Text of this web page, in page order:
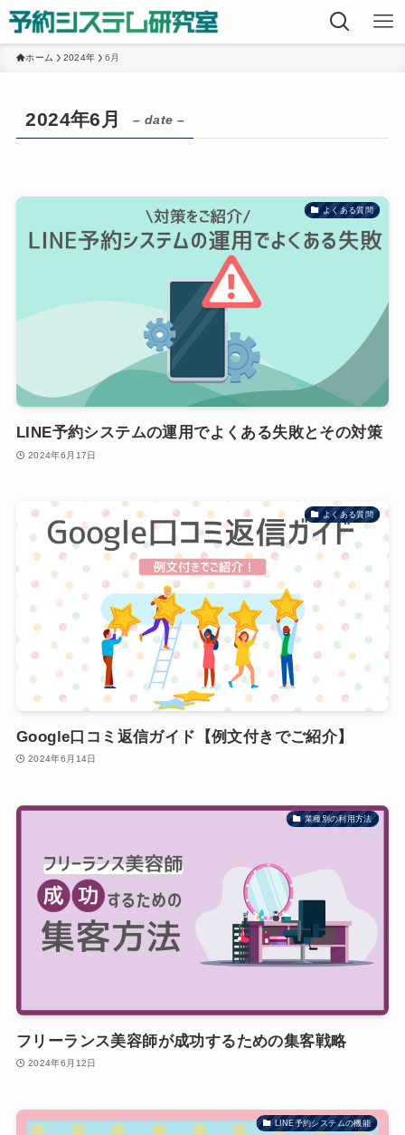
ホーム 2024年 6月
2024年6月 – date –
よくある質問
LINE予約システムの運用でよくある失敗とその対策
2024年6月17日
よくある質問
Google口コミ返信ガイド【例文付きでご紹介】
2024年6月14日
業種別の利用方法
フリーランス美容師が成功するための集客戦略
2024年6月12日
LINE予約システムの機能